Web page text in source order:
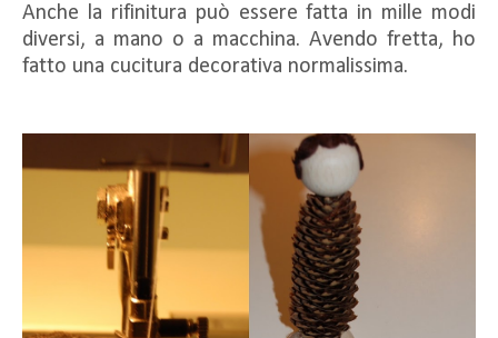
Anche la rifinitura può essere fatta in mille modi
diversi, a mano o a macchina. Avendo fretta, ho
fatto una cucitura decorativa normalissima.